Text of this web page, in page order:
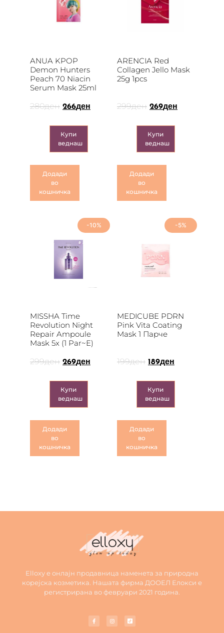
ANUA KPOP
Demon Hunters
Peach 70 Niacin
Serum Mask 25ml
280ден 266ден
Купи
веднаш
Додади
во
кошничка
ARENCIA Red
Collagen Jello Mask
25g 1pcs
299ден 269ден
Купи
веднаш
Додади
во
кошничка
-10%
MISSHA Time
Revolution Night
Repair Ampoule
Mask 5x (1 Par~e)
299ден 269ден
Купи
веднаш
Додади
во
кошничка
-5%
MEDICUBE PDRN
Pink Vita Coating
Mask 1 Парче
199ден 189ден
Купи
веднаш
Додади
во
кошничка
Elloxy е онлајн продавница наменета за природна
корејска козметика. Нашата фирма ДООЕЛ Елокси е
регистрирана во февруари 2021 година.